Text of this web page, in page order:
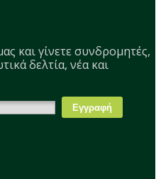
και γίνετε συνδρομητές,
δελτία, νέα και